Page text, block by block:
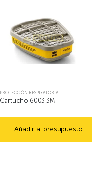
PROTECCIÓN RESPIRATORIA
Cartucho 6003 3M
Añadir al presupuesto